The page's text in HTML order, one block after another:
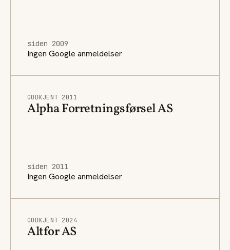
siden 2009
Ingen Google anmeldelser
GODKJENT 2011
Alpha Forretningsførsel AS
siden 2011
Ingen Google anmeldelser
GODKJENT 2024
Altfor AS